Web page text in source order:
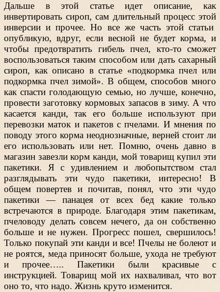
Дальше в этой статье идет описание, как
инвертировать сироп, сам длительный процесс этой
инверсии и прочее. Но все же часть этой статьи
опубликую, вдруг, если весной не будет корма, и
чтобы предотвратить гибель пчел, кто-то сможет
воспользоваться таким способом или дать сахарный
сироп, как описано в статье «подкормка пчел или
подкормка пчел зимой». В общем, способов много
как спасти голодающую семью, но лучше, конечно,
провести заготовку кормовых запасов в зиму. А что
касается канди, так его больше используют при
перевозки маток и пакетов с пчелами. И мнения по
поводу этого корма неоднозначные, верней стоит ли
его использовать или нет. Помню, очень давно в
магазин завезли корм канди, мой товарищ купил эти
пакетики. Я с удивлением и любопытством стал
разглядывать эти чудо пакетики, интересно! В
общем повертев и почитав, понял, что эти чудо
пакетики — панацея от всех бед какие только
встречаются в природе. Благодаря этим пакетикам,
пчеловоду делать совсем нечего, да он собственно
больше и не нужен. Прогресс пошел, свершилось!
Только покупай эти канди и все! Пчелы не болеют и
не роятся, меда приносят больше, ухода не требуют
и прочее….. Пакетики были красивые с
инструкцией. Товарищ мой их нахваливал, что вот
оно то, что надо. Жизнь круто изменится.